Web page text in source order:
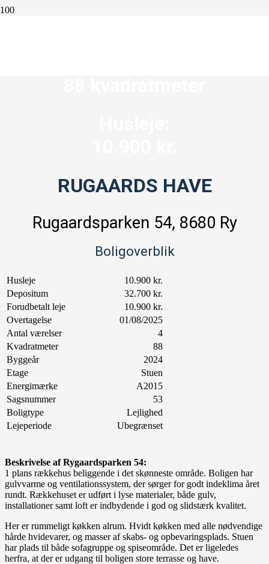
RUGAARDS HAVE
Rugaardsparken 54, 8680 Ry
Boligoverblik
Husleje
10.900 kr.
Depositum
32.700 kr.
Forudbetalt leje
10.900 kr.
Overtagelse
01/08/2025
Antal værelser
4
Kvadratmeter
88
Byggeår
2024
Etage
Stuen
Energimærke
A2015
Sagsnummer
53
Boligtype
Lejlighed
Lejeperiode
Ubegrænset
Beskrivelse af Rygaardsparken 54:
1 plans rækkehus beliggende i det skønneste område. Boligen har
gulvvarme og ventilationssystem, der sørger for godt indeklima året
rundt. Rækkehuset er udført i lyse materialer, både gulv,
installationer samt loft er indbydende i god og slidstærk kvalitet.
Her er rummeligt køkken alrum. Hvidt køkken med alle nødvendige
hårde hvidevarer, og masser af skabs- og opbevaringsplads. Stuen
har plads til både sofagruppe og spiseområde. Det er ligeledes
herfra, at der er udgang til boligen store terrasse og have.